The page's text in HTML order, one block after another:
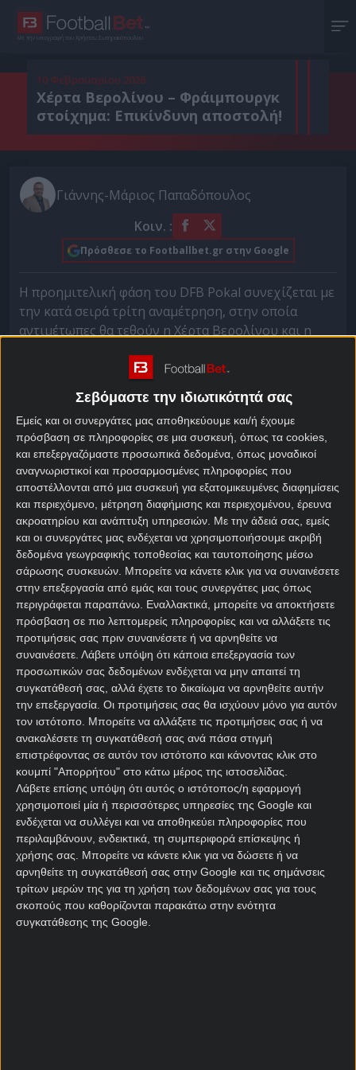
Σεβόμαστε την ιδιωτικότητά σας
Εμείς και οι συνεργάτες μας αποθηκεύουμε και/ή έχουμε
πρόσβαση σε πληροφορίες σε μια συσκευή, όπως τα cookies,
και επεξεργαζόμαστε προσωπικά δεδομένα, όπως μοναδικοί
αναγνωριστικοί και προσαρμοσμένες πληροφορίες που
αποστέλλονται από μια συσκευή για εξατομικευμένες διαφημίσεις
και περιεχόμενο, μέτρηση διαφήμισης και περιεχομένου, έρευνα
ακροατηρίου και ανάπτυξη υπηρεσιών. Με την άδειά σας, εμείς
και οι συνεργάτες μας ενδέχεται να χρησιμοποιήσουμε ακριβή
δεδομένα γεωγραφικής τοποθεσίας και ταυτοποίησης μέσω
σάρωσης συσκευών. Μπορείτε να κάνετε κλικ για να συναινέσετε
στην επεξεργασία από εμάς και τους συνεργάτες μας όπως
περιγράφεται παραπάνω. Εναλλακτικά, μπορείτε να αποκτήσετε
πρόσβαση σε πιο λεπτομερείς πληροφορίες και να αλλάξετε τις
προτιμήσεις σας πριν συναινέσετε ή να αρνηθείτε να
συναινέσετε. Λάβετε υπόψη ότι κάποια επεξεργασία των
προσωπικών σας δεδομένων ενδέχεται να μην απαιτεί τη
συγκατάθεσή σας, αλλά έχετε το δικαίωμα να αρνηθείτε αυτήν
την επεξεργασία. Οι προτιμήσεις σας θα ισχύουν μόνο για αυτόν
τον ιστότοπο. Μπορείτε να αλλάξετε τις προτιμήσεις σας ή να
ανακαλέσετε τη συγκατάθεσή σας ανά πάσα στιγμή
επιστρέφοντας σε αυτόν τον ιστότοπο και κάνοντας κλικ στο
κουμπί "Απορρήτου" στο κάτω μέρος της ιστοσελίδας.
Λάβετε επίσης υπόψη ότι αυτός ο ιστότοπος/η εφαρμογή
χρησιμοποιεί μία ή περισσότερες υπηρεσίες της Google και
ενδέχεται να συλλέγει και να αποθηκεύει πληροφορίες που
περιλαμβάνουν, ενδεικτικά, τη συμπεριφορά επίσκεψης ή
χρήσης σας. Μπορείτε να κάνετε κλικ για να δώσετε ή να
αρνηθείτε τη συγκατάθεσή σας στην Google και τις σημάνσεις
τρίτων μερών της για τη χρήση των δεδομένων σας για τους
σκοπούς που καθορίζονται παρακάτω στην ενότητα
συγκατάθεσης της Google.
Με την υπογραφή του Χρήστου Σωτηρακόπουλου
10 Φεβρουαρίου 2026
Χέρτα Βερολίνου – Φράιμπουργκ
στοίχημα: Επικίνδυνη αποστολή!
Γιάννης-Μάριος Παπαδόπουλος
Κοιν. :
Πρόσθεσε το Footballbet.gr στην Google
Η προημιτελική φάση του DFB Pokal συνεχίζεται με
την κατά σειρά τρίτη αναμέτρηση, στην οποία
αντιμέτωπες θα τεθούν η Χέρτα Βερολίνου και η
μακρινό 1992 οι δύο ομάδες αναμετρήθηκαν για το
Κύπελλο Γερμανίας, με τη Χέρτα να επικρατεί 4-2.
Οι Βερολινέζοι κατάφεραν να επιστρέψουν στον
δρόμο των επιτυχιών έπειτα από έξι συνεχόμενα
ματς δίχως νίκη, επικρατώντας 3-0 της
Έλβερσμπεργκ. Από το 6-1 επί της Καϊζερσλάουτερν
για τους «16» του Κυπέλλου είχε να γευθεί τη χαρά
της νίκης η Χέρτα, η οποία έχει μεν έξι νίκες και
μόλις μία ήττα στα τελευταία δέκα ματς της στο
«Olympiastadion» του Βερολίνου, εντούτοις το
τελευταίο δίμηνο έχει τρεις ισοπαλίες και την ήττα
από το Μαγδεμβούργο στις 7 Δεκεμβρίου.
Χέρτα Βερολίνου –
Φράιμπουργκ στοίχημα
Πολύ σημαντικό στοιχείο για τη Χέρτα ότι δεν έχει
χάσει φέτος σε παιχνίδια στα οποία προηγήθηκε
στο σκορ. Για να φτάσει μέχρι τα προημιτελικά
απέκλεισε τις Πρόισεν Μίντερ, Έλβερσμπεργκ και
Λάουτερν, δηλαδή τρεις ομάδες που αγωνίζονται
στην ίδια κατηγορία με αυτήν.
Η Φράιμπουργκ έχει χάσει μόλις τρεις φορές στα 20
ματς που έχει δώσει εσχάτως με αντίπαλο τη Χέρτα,
με έξι από τα τελευταία επτά παιχνίδια των δύο
ομάδων στοκουπόνινα έχουν τουλάχιστον τρία
γκολ. Φορτούνα Ντίσελντορφ και Ντάρμσταντ τα
πρόσφατα… θύματά της στο Κύπελλο.